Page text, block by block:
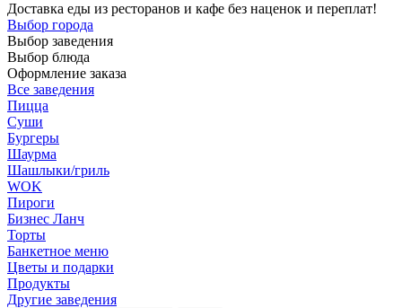
Доставка еды из ресторанов и кафе без наценок и переплат!
Выбор города
Выбор заведения
Выбор блюда
Оформление заказа
Все заведения
Пицца
Суши
Бургеры
Шаурма
Шашлыки/гриль
WOK
Пироги
Бизнес Ланч
Торты
Банкетное меню
Цветы и подарки
Продукты
Другие заведения